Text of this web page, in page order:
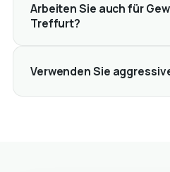
Arbeiten Sie auch für
Treffurt?
Verwenden Sie